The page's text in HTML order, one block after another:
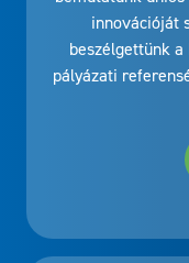
innovációját
beszélgettünk a
pályázati